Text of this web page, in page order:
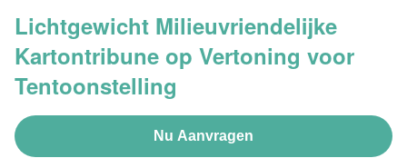
Lichtgewicht Milieuvriendelijke
Kartontribune op Vertoning voor
Tentoonstelling
Nu Aanvragen